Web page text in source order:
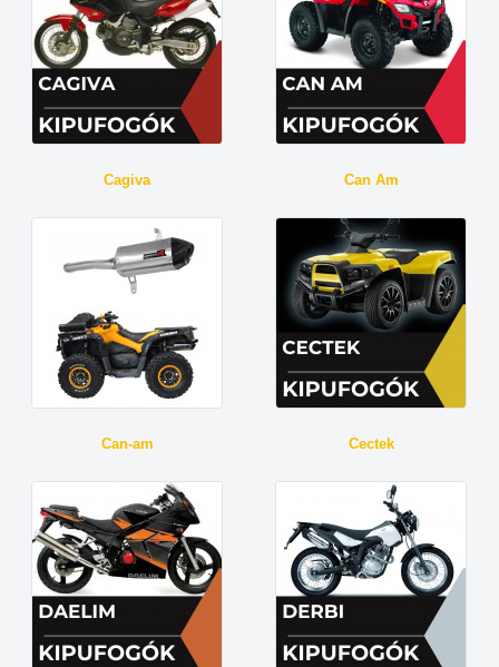
Cagiva Can Am
Can-am Cectek